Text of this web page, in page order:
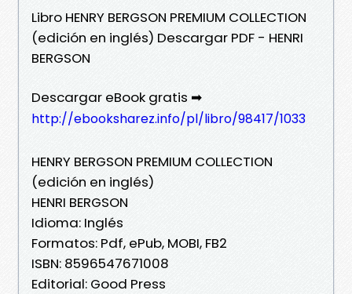
Libro HENRY BERGSON PREMIUM COLLECTION
(edición en inglés) Descargar PDF - HENRI
BERGSON
Descargar eBook gratis ➡
http://ebooksharez.info/pl/libro/98417/1033
HENRY BERGSON PREMIUM COLLECTION
(edición en inglés)
HENRI BERGSON
Idioma: Inglés
Formatos: Pdf, ePub, MOBI, FB2
ISBN: 8596547671008
Editorial: Good Press